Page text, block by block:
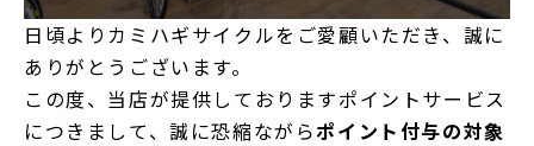
日頃よりカミハギサイクルをご愛顧いただき、誠に
ありがとうございます。
この度、当店が提供しておりますポイントサービス
につきまして、誠に恐縮ながらポイント付与の対象